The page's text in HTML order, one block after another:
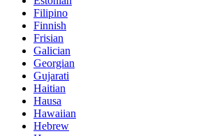
Filipino
Finnish
Frisian
Galician
Georgian
Gujarati
Haitian
Hausa
Hawaiian
Hebrew